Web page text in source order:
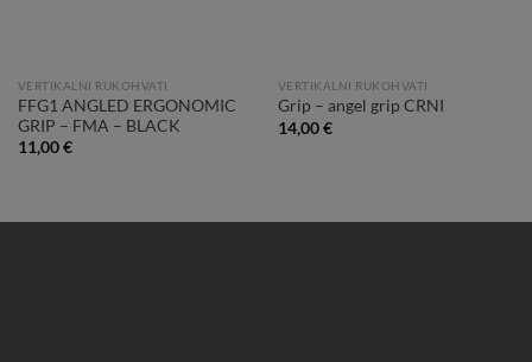
VERTIKALNI RUKOHVATI
FFG1 ANGLED ERGONOMIC
GRIP – FMA – BLACK
11,00€
VERTIKALNI RUKOHVATI
Grip – angel grip CRNI
14,00€